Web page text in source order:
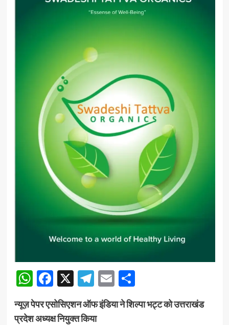
WhatsApp
Facebook
X Telegram
EmailShare
न्यूज़ पेपर एसोसिएशन ऑफ इंडिया ने शिल्पा भट्ट को उत्तराखंड
प्रदेश अध्यक्ष नियुक्त किया